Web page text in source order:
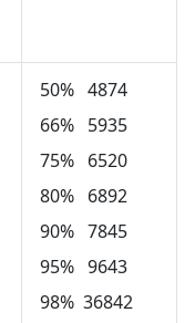
50% 4874
66% 5935
75% 6520
80% 6892
90% 7845
95% 9643
98% 36842